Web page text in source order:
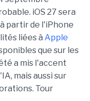
iOS 27 sera
partir de l'iPhone
liées à Apple
que sur les
a mis l'accent
mais aussi sur
Tour